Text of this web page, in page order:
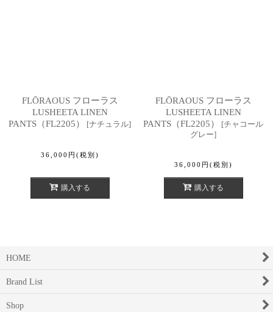
FLŌRAOUS フローラス
LUSHEETA LINEN
PANTS（FL2205）
[ナチュラル]
36,000 円 (税別)
購入する
FLŌRAOUS フローラス
LUSHEETA LINEN
PANTS（FL2205）
[チャコール
グレー]
36,000 円 (税別)
購入する
HOME
Brand List
Shop